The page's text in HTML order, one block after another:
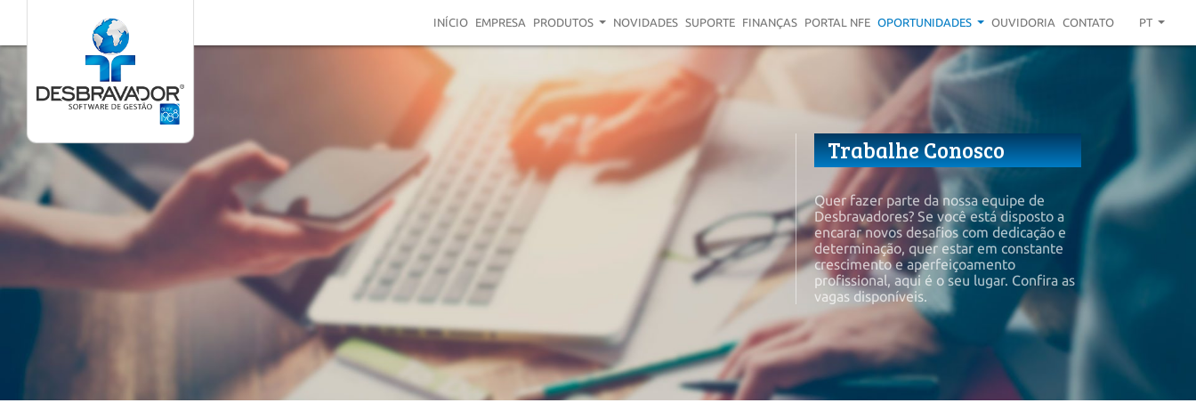
INÍCIO EMPRESA PRODUTOS NOVIDADES SUPORTE FINANÇAS PORTAL NFE OPORTUNIDADES OUVIDORIA CONTATO PT
Trabalhe Conosco
Quer fazer parte da nossa equipe de
Desbravadores? Se você está disposto a
encarar novos desafios com dedicação e
determinação, quer estar em constante
crescimento e aperfeiçoamento
profissional, aqui é o seu lugar. Confira as
vagas disponíveis.